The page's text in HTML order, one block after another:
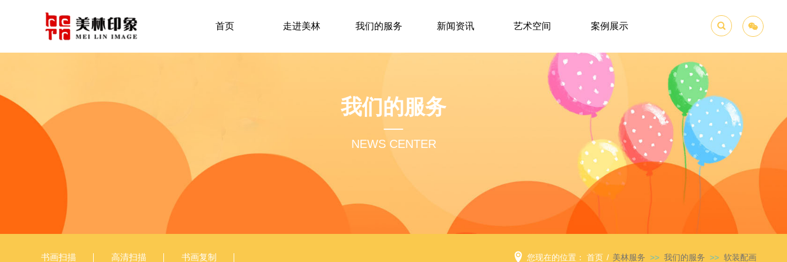
首页 走进美林 我们的服务 新闻资讯 艺术空间 案例展示 
我们的服务
NEWS CENTER
书画扫描 高清扫描 书画复制 您现在的位置： 首页 / 美林服务 >> 我们的服务 >> 软装配画